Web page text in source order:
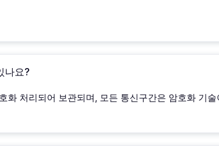
나요?
화 처리되어 보관되며, 모든 통신구간은 암호화 기